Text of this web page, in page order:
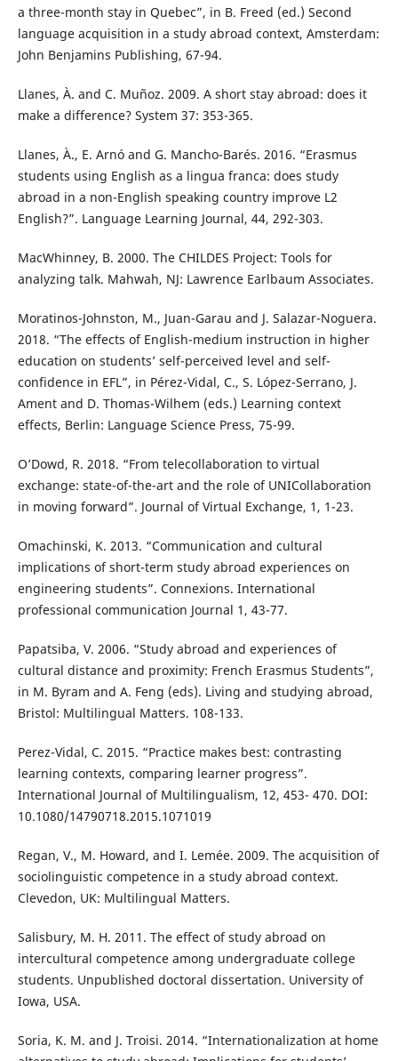
a three-month stay in Quebec”, in B. Freed (ed.) Second
language acquisition in a study abroad context, Amsterdam:
John Benjamins Publishing, 67-94.
Llanes, À. and C. Muñoz. 2009. A short stay abroad: does it
make a difference? System 37: 353-365.
Llanes, À., E. Arnó and G. Mancho-Barés. 2016. “Erasmus
students using English as a lingua franca: does study
abroad in a non-English speaking country improve L2
English?”. Language Learning Journal, 44, 292-303.
MacWhinney, B. 2000. The CHILDES Project: Tools for
analyzing talk. Mahwah, NJ: Lawrence Earlbaum Associates.
Moratinos-Johnston, M., Juan-Garau and J. Salazar-Noguera.
2018. “The effects of English-medium instruction in higher
education on students’ self-perceived level and self-
confidence in EFL”, in Pérez-Vidal, C., S. López-Serrano, J.
Ament and D. Thomas-Wilhem (eds.) Learning context
effects, Berlin: Language Science Press, 75-99.
O’Dowd, R. 2018. “From telecollaboration to virtual
exchange: state-of-the-art and the role of UNICollaboration
in moving forward”. Journal of Virtual Exchange, 1, 1-23.
Omachinski, K. 2013. “Communication and cultural
implications of short-term study abroad experiences on
engineering students”. Connexions. International
professional communication Journal 1, 43-77.
Papatsiba, V. 2006. “Study abroad and experiences of
cultural distance and proximity: French Erasmus Students”,
in M. Byram and A. Feng (eds). Living and studying abroad,
Bristol: Multilingual Matters. 108-133.
Perez-Vidal, C. 2015. “Practice makes best: contrasting
learning contexts, comparing learner progress”.
International Journal of Multilingualism, 12, 453- 470. DOI:
10.1080/14790718.2015.1071019
Regan, V., M. Howard, and I. Lemée. 2009. The acquisition of
sociolinguistic competence in a study abroad context.
Clevedon, UK: Multilingual Matters.
Salisbury, M. H. 2011. The effect of study abroad on
intercultural competence among undergraduate college
students. Unpublished doctoral dissertation. University of
Iowa, USA.
Soria, K. M. and J. Troisi. 2014. “Internationalization at home